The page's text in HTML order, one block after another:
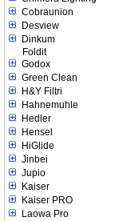
Cobraunion
Desview
Dinkum
Foldit
Godox
Green Clean
H&Y Filtri
Hahnemuhle
Hedler
Hensel
HiGlide
Jinbei
Jupio
Kaiser
Kaiser PRO
Laowa Pro